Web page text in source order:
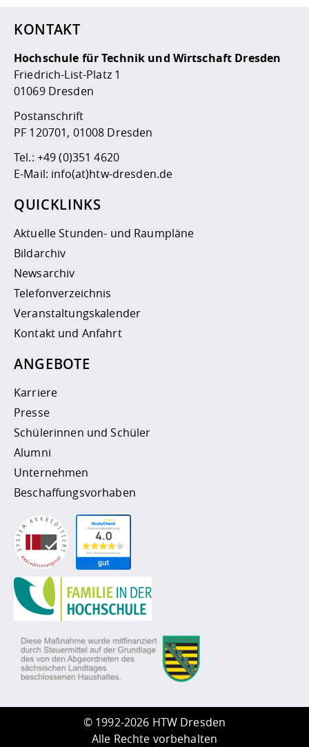
KONTAKT
Hochschule für Technik und Wirtschaft Dresden
Friedrich-List-Platz 1
01069 Dresden
Postanschrift
PF 120701, 01008 Dresden
Tel.: +49 (0)351 4620
E-Mail: info(at)htw-dresden.de
QUICKLINKS
Aktuelle Stunden- und Raumpläne
Bildarchiv
Newsarchiv
Telefonverzeichnis
Veranstaltungskalender
Kontakt und Anfahrt
ANGEBOTE
Karriere
Presse
Schülerinnen und Schüler
Alumni
Unternehmen
Beschaffungsvorhaben
© 1992-2026 HTW Dresden
Alle Rechte vorbehalten